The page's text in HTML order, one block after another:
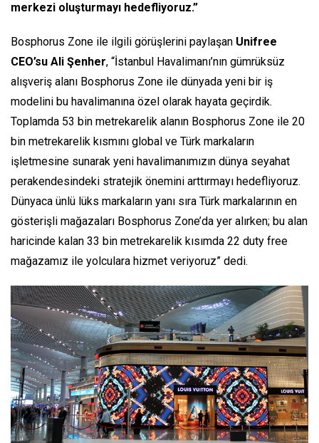
merkezi oluşturmayı hedefliyoruz.”
Bosphorus Zone ile ilgili görüşlerini paylaşan Unifree
CEO’su Ali Şenher, “İstanbul Havalimanı’nın gümrüksüz
alışveriş alanı Bosphorus Zone ile dünyada yeni bir iş
modelini bu havalimanına özel olarak hayata geçirdik.
Toplamda 53 bin metrekarelik alanın Bosphorus Zone ile 20
bin metrekarelik kısmını global ve Türk markaların
işletmesine sunarak yeni havalimanımızın dünya seyahat
perakendesindeki stratejik önemini arttırmayı hedefliyoruz.
Dünyaca ünlü lüks markaların yanı sıra Türk markalarının en
gösterişli mağazaları Bosphorus Zone’da yer alırken; bu alan
haricinde kalan 33 bin metrekarelik kısımda 22 duty free
mağazamız ile yolculara hizmet veriyoruz” dedi.